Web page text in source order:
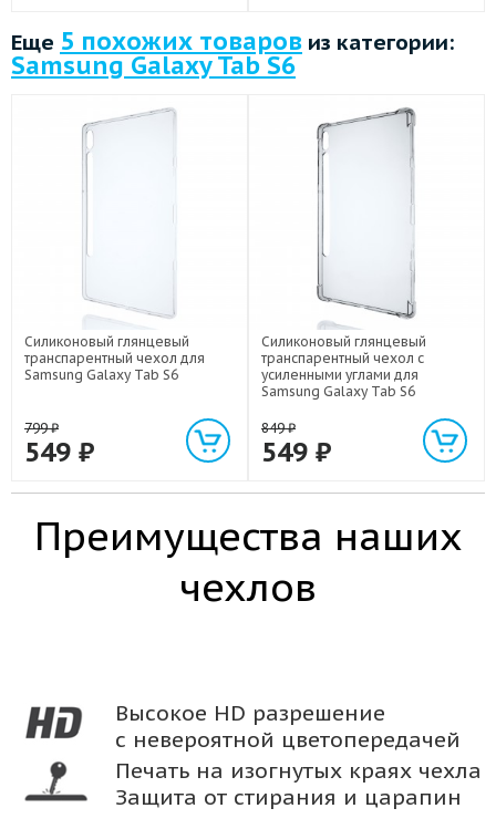
Еще 5 похожих товаров из категории:
Samsung Galaxy Tab S6
Силиконовый глянцевый
транспарентный чехол для
Samsung Galaxy Tab S6
799₽
549 ₽
Силиконовый глянцевый
транспарентный чехол с
усиленными углами для
Samsung Galaxy Tab S6
849₽
549 ₽
Преимущества наших
чехлов
Высокое HD разрешение
с невероятной цветопередачей
Печать на изогнутых краях чехла
Защита от стирания и царапин